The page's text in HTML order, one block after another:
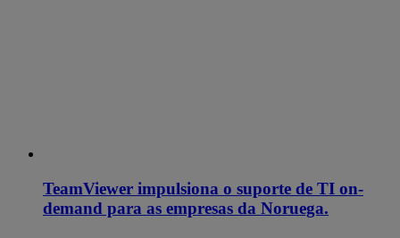
TeamViewer impulsiona o suporte de TI on-
demand para as empresas da Noruega.